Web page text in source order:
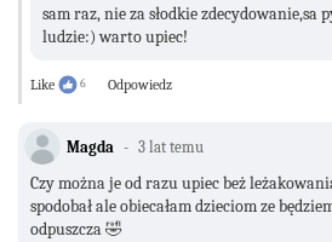
sam raz, nie za słodkie zdecydowanie,sa
ludzie:) warto upiec!
Like 6 Odpowiedz
Magda 3 lat temu
Czy można je od razu upiec beż
spodobał ale obiecałam dzieciom ze
odpuszcza 🤣